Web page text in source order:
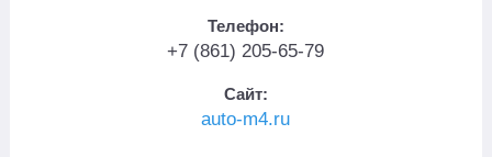
Телефон:
+7 (861) 205-65-79
Сайт:
auto-m4.ru